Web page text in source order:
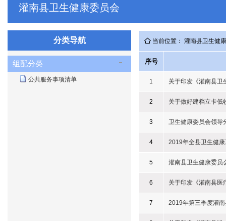
灌南县卫生健康委员会
分类导航
组配分类
公共服务事项清单
当前位置： 灌南县卫生健
序号
1 关于印发《灌南县卫
2 关于做好建档立卡低
3 卫生健康委员会领导
4 2019年全县卫生健
5 灌南县卫生健康委员
6 关于印发《灌南县医
7 2019年第三季度灌